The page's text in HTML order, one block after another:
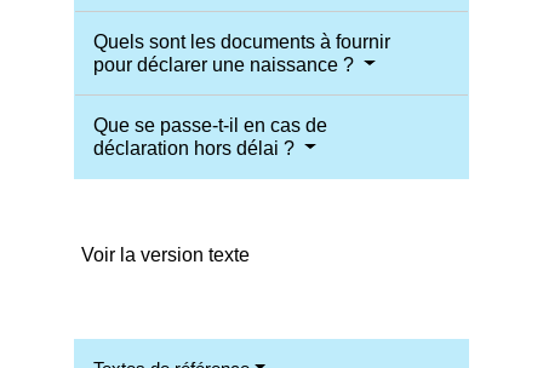
Quels sont les documents à fournir
pour déclarer une naissance ?
Que se passe-t-il en cas de
déclaration hors délai ?
Voir la version texte